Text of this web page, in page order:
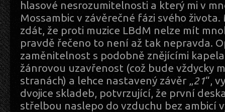
hlasové nesrozumitelnosti a který mi v
Mossambic v závěrečné fázi svého života.
zdát, že proti muzice LBdM nelze mít
pravdě řečeno to není až tak nepravda.
zaměnitelnost s podobně znějícími
žánrovou uzavřenost (což bude vždycky
stranách) a lehce nastavený závěr „21“,
dvojice skladeb, potvrzující, že první
střelbou naslepo do vzduchu bez ambicí